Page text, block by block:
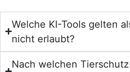
Welche KI-Tools gelten
nicht erlaubt?
Nach welchen